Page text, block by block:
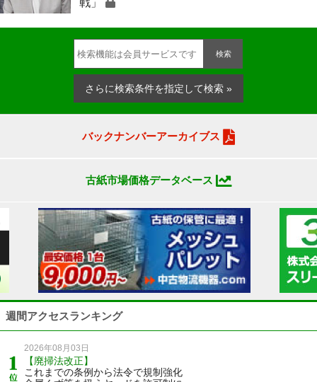
戦」
検索
さらに検索条件を指定して検索 »
バックナンバーアーカイブス
古紙市場価格データベース
週間アクセスランキング
2026年08月03日
【廃掃法改正】
これまでの条例から法令で規制強化